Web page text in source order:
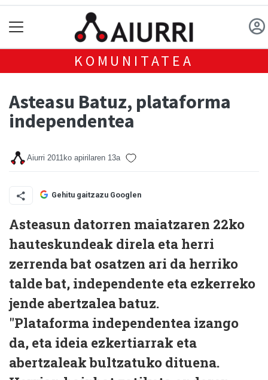
KOMUNITATEA
Asteasu Batuz, plataforma
independentea
Aiurri 2011ko apirilaren 13a
Gehitu gaitzazu Googlen
Asteasun datorren maiatzaren 22ko
hauteskundeak direla eta herri
zerrenda bat osatzen ari da herriko
talde bat, independente eta ezkerreko
jende abertzalea batuz.
"Plataforma independentea izango
da, eta ideia ezkertiarrak eta
abertzaleak bultzatuko dituena.